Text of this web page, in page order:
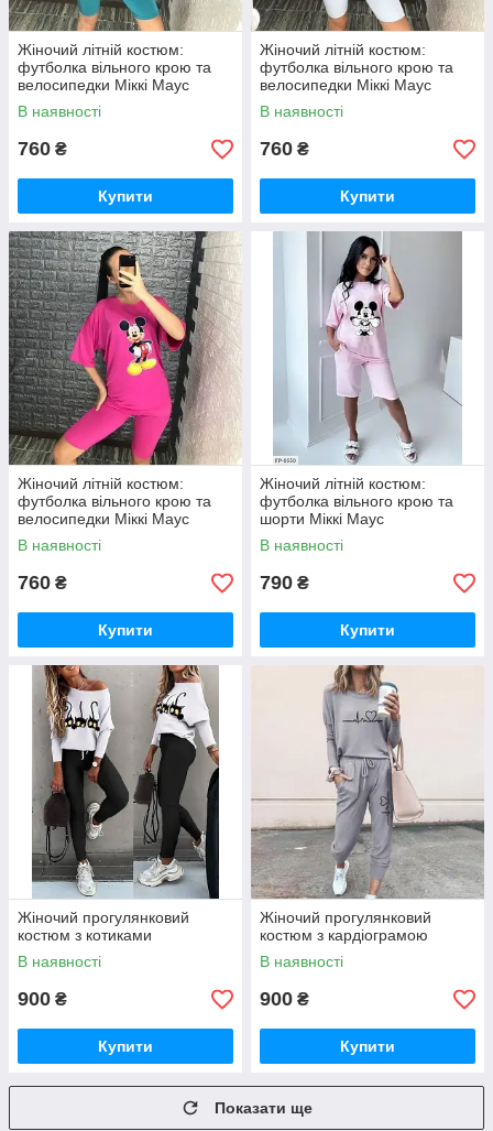
Жіночий літній костюм:
футболка вільного крою та
велосипедки Міккі Маус
В наявності
760 ₴
Купити
Жіночий літній костюм:
футболка вільного крою та
велосипедки Міккі Маус
В наявності
760 ₴
Купити
Жіночий літній костюм:
футболка вільного крою та
велосипедки Міккі Маус
В наявності
760 ₴
Купити
Жіночий літній костюм:
футболка вільного крою та
шорти Міккі Маус
В наявності
790 ₴
Купити
Жіночий прогулянковий
костюм з котиками
В наявності
900 ₴
Купити
Жіночий прогулянковий
костюм з кардіограмою
В наявності
900 ₴
Купити
Показати ще